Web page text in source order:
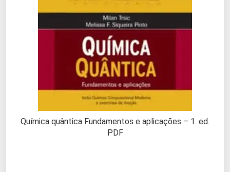
Química quântica Fundamentos e aplicações – 1. ed.
PDF